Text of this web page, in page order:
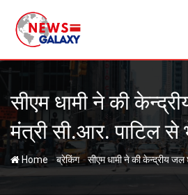
content
सीएम धामी ने की
मंत्री सी.आर. पाटिल से
Home -ब्रेकिंग-सीएम धामी ने की केन्द्रीय